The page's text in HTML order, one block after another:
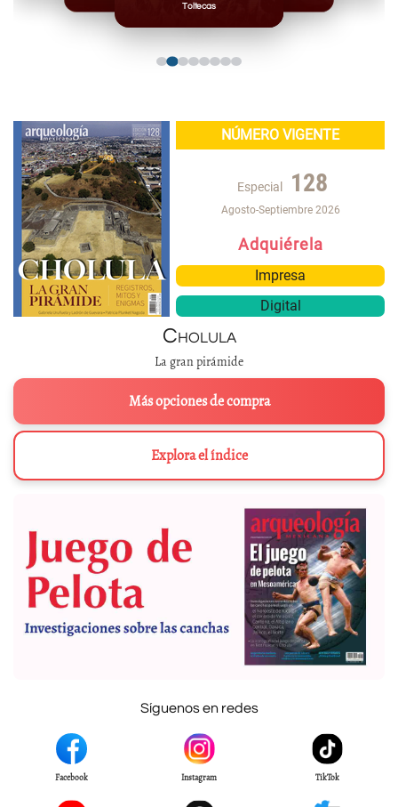
Toltecas
NÚMERO VIGENTE
Especial 128
Agosto-Septiembre 2026
Adquiérela
Impresa
Digital
Cholula
La gran pirámide
Más opciones de compra
Explora el índice
Síguenos en redes
Facebook Instagram TikTok